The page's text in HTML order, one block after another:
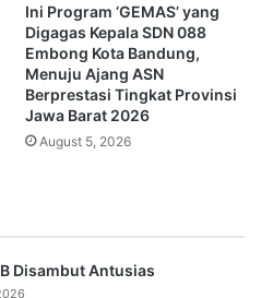
Ini Program ‘GEMAS’ yang
Digagas Kepala SDN 088
Embong Kota Bandung,
Menuju Ajang ASN
Berprestasi Tingkat Provinsi
Jawa Barat 2026
August 5, 2026
Disambut Antusias